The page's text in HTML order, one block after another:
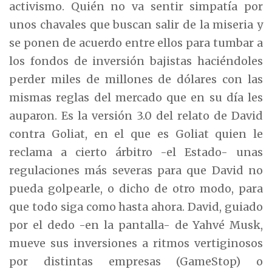
activismo. Quién no va sentir simpatía por
unos chavales que buscan salir de la miseria y
se ponen de acuerdo entre ellos para tumbar a
los fondos de inversión bajistas haciéndoles
perder miles de millones de dólares con las
mismas reglas del mercado que en su día les
auparon. Es la versión 3.0 del relato de David
contra Goliat, en el que es Goliat quien le
reclama a cierto árbitro -el Estado- unas
regulaciones más severas para que David no
pueda golpearle, o dicho de otro modo, para
que todo siga como hasta ahora. David, guiado
por el dedo -en la pantalla- de Yahvé Musk,
mueve sus inversiones a ritmos vertiginosos
por distintas empresas (GameStop) o